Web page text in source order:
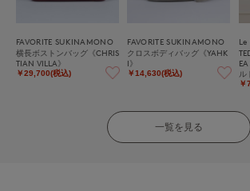
FAVORITE SUKINAMONO
横長ボストンバッグ《CHRIS
TIAN VILLA》
￥29,700(税込)
FAVORITE SUKINAMONO
クロスボディバッグ《YAHK
I》
￥14,630(税込)
Le
ル
￥
一覧を見る